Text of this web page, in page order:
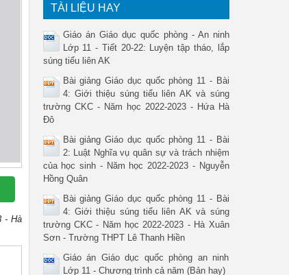
- Hà
TÀI LIỆU HAY
Giáo án Giáo dục quốc phòng - An ninh
Lớp 11 - Tiết 20-22: Luyện tập tháo, lắp
súng tiểu liên AK
Bài giảng Giáo dục quốc phòng 11 - Bài
4: Giới thiệu súng tiểu liên AK và súng
trường CKC - Năm học 2022-2023 - Hứa Hà
Đô
Bài giảng Giáo dục quốc phòng 11 - Bài
2: Luật Nghĩa vụ quân sự và trách nhiệm
của học sinh - Năm học 2022-2023 - Nguyễn
Hồng Quân
Bài giảng Giáo dục quốc phòng 11 - Bài
4: Giới thiệu súng tiểu liên AK và súng
trường CKC - Năm học 2022-2023 - Hà Xuân
Sơn - Trường THPT Lê Thanh Hiền
Giáo án Giáo dục quốc phòng an ninh
Lớp 11 - Chương trình cả năm (Bản hay)